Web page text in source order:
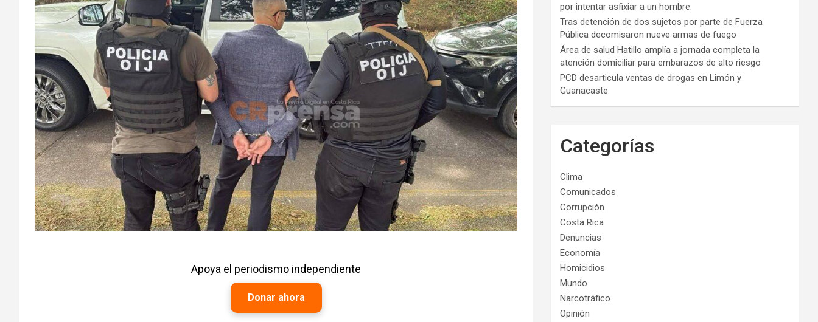
Apoya el periodismo independiente
Donar ahora
por intentar asfixiar a un hombre.
Tras detención de dos sujetos por parte de Fuerza
Pública decomisaron nueve armas de fuego
Área de salud Hatillo amplía a jornada completa la
atención domiciliar para embarazos de alto riesgo
PCD desarticula ventas de drogas en Limón y
Guanacaste
Categorías
Clima
Comunicados
Corrupción
Costa Rica
Denuncias
Economía
Homicidios
Mundo
Narcotráfico
Opinión